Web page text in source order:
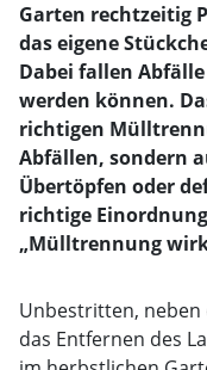
Garten rechtzeitig
das eigene
Dabei fallen
werden können.
richtigen
Abfällen, sondern
Übertöpfen oder
richtige
„Mülltrennung
Unbestritten,
das Entfernen des